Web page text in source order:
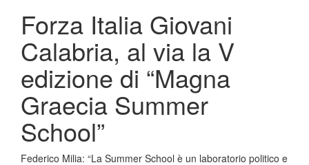
Forza Italia Giovani
Calabria, al via la V
edizione di “Magna
Graecia Summer
School”
Federico Milia: “La Summer School è un laboratorio politico e